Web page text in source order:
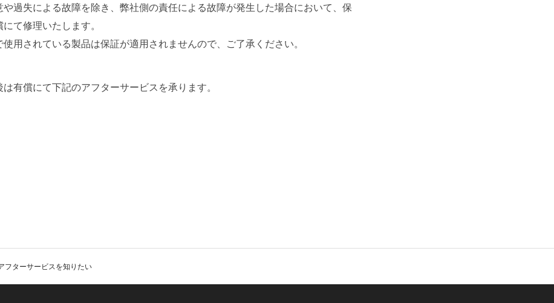
や過失による故障を除き、弊社側の責任による故障が発生した場合において、保
て修理いたします。
使用されている製品は保証が適用されませんので、ご了承ください。
有償にて下記のアフターサービスを承ります。
フターサービスを知りたい